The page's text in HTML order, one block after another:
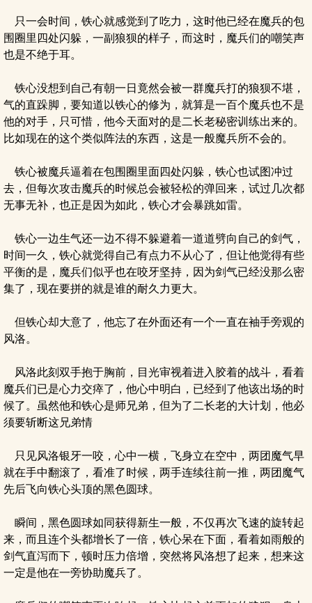
只一会时间，铁心就感觉到了吃力，这时他已经在魔兵的包
围圈里四处闪躲，一副狼狈的样子，而这时，魔兵们的嘲笑声
也是不绝于耳。
铁心没想到自己有朝一日竟然会被一群魔兵打的狼狈不堪，
气的直跺脚，要知道以铁心的修为，就算是一百个魔兵也不是
他的对手，只可惜，他今天面对的是二长老秘密训练出来的。
比如现在的这个类似阵法的东西，这是一般魔兵所不会的。
铁心被魔兵逼着在包围圈里面四处闪躲，铁心也试图冲过
去，但每次攻击魔兵的时候总会被轻松的弹回来，试过几次都
无事无补，也正是因为如此，铁心才会暴跳如雷。
铁心一边生气还一边不得不躲避着一道道劈向自己的剑气，
时间一久，铁心就觉得自己有点力不从心了，但让他觉得有些
平衡的是，魔兵们似乎也在咬牙坚持，因为剑气已经没那么密
集了，现在要拼的就是谁的耐久力更大。
但铁心却大意了，他忘了在外面还有一个一直在袖手旁观的
风洛。
风洛此刻双手抱于胸前，目光审视着进入胶着的战斗，看着
魔兵们已是心力交瘁了，他心中明白，已经到了他该出场的时
候了。虽然他和铁心是师兄弟，但为了二长老的大计划，他必
须要斩断这兄弟情
只见风洛银牙一咬，心中一横，飞身立在空中，两团魔气早
就在手中翻滚了，看准了时候，两手连续往前一推，两团魔气
先后飞向铁心头顶的黑色圆球。
瞬间，黑色圆球如同获得新生一般，不仅再次飞速的旋转起
来，而且连个头都增长了一倍，铁心呆在下面，看着如雨般的
剑气直泻而下，顿时压力倍增，突然将风洛想了起来，想来这
一定是他在一旁协助魔兵了。